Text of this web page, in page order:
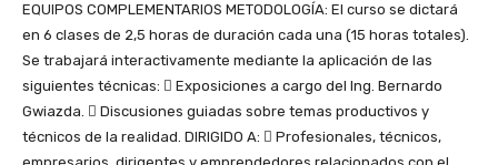
EQUIPOS COMPLEMENTARIOS METODOLOGÍA: El curso se dictará
en 6 clases de 2,5 horas de duración cada una (15 horas totales).
Se trabajará interactivamente mediante la aplicación de las
siguientes técnicas:  Exposiciones a cargo del Ing. Bernardo
Gwiazda.  Discusiones guiadas sobre temas productivos y
técnicos de la realidad. DIRIGIDO A:  Profesionales, técnicos,